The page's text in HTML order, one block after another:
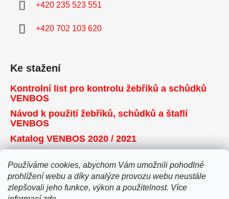
Používáme cookies, abychom Vám umožnili pohodlné
prohlížení webu a díky analýze provozu webu neustále
zlepšovali jeho funkce, výkon a použitelnost. Více
+420 235 523 551
+420 702 103 620
Ke stažení
Kontrolní list pro kontrolu žebříků a schůdků
VENBOS
Návod k použití žebříků, schůdků a štaflí
VENBOS
Katalog VENBOS 2020 / 2021
Přijímáme online platby